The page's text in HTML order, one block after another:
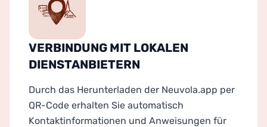
VERBINDUNG MIT LOKALEN
DIENSTANBIETERN
Durch das Herunterladen der Neuvola.app per
QR-Code erhalten Sie automatisch
Kontaktinformationen und Anweisungen für